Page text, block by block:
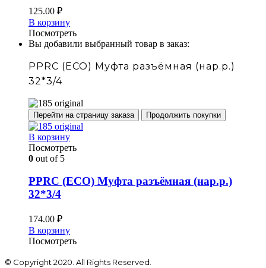
125.00 ₽
В корзину
Посмотреть
Вы добавили выбранный товар в заказ:
PPRC (ECO) Муфта разъёмная (нар.р.)
32*3/4
Перейти на страницу заказа Продолжить покупки
В корзину
Посмотреть
0 out of 5
PPRC (ECO) Муфта разъёмная (нар.р.)
32*3/4
174.00 ₽
В корзину
Посмотреть
© Copyright 2020. All Rights Reserved.